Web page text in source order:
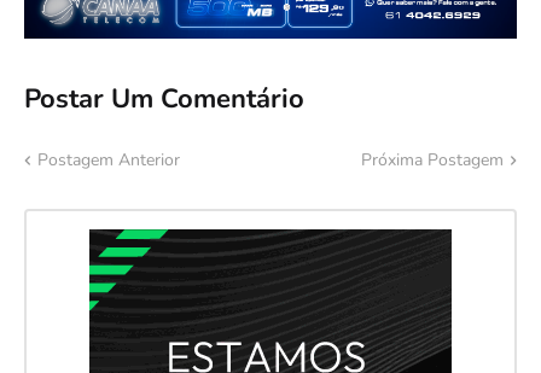
Postar Um Comentário
Postagem Anterior Próxima Postagem